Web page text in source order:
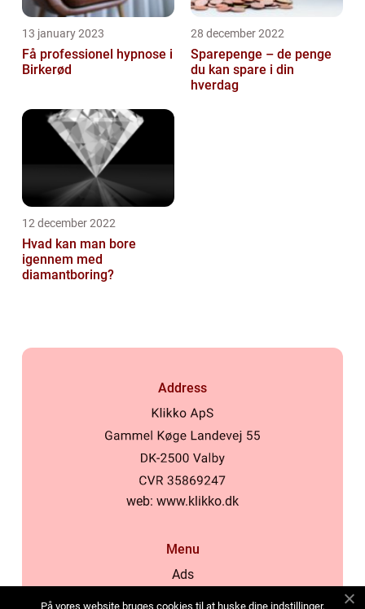
13 january 2023
Få professionel hypnose i
Birkerød
28 december 2022
Sparepenge – de penge
du kan spare i din
hverdag
12 december 2022
Hvad kan man bore
igennem med
diamantboring?
Address
web: www.klikko.dk
Menu
Ads
På vores website bruges cookies til at huske dine indstillinger,